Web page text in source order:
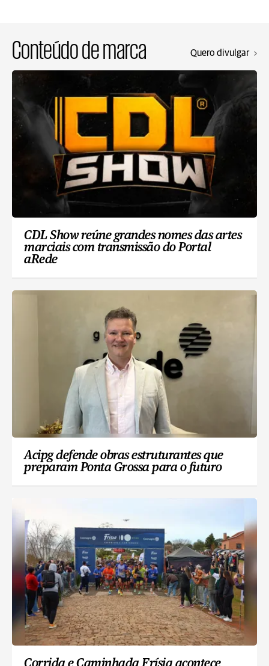
Conteúdo de marca Quero divulgar
CDL Show reúne grandes nomes das artes
marciais com transmissão do Portal
aRede
Acipg defende obras estruturantes que
preparam Ponta Grossa para o futuro